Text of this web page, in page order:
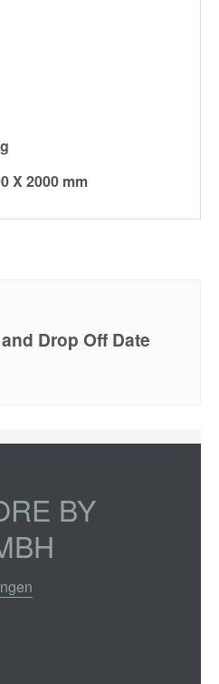
X 2000 mm
Drop Off Date
BY